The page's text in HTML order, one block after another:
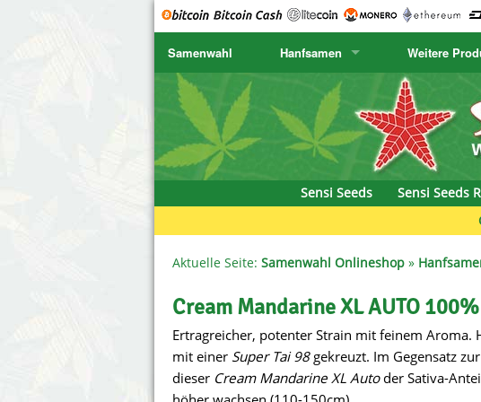
Samenwahl Hanfsamen
SENSI SEEDS
SENSI SEEDS RESEARCH
NIRVANA
SERIOUS SEEDS
SPLIFF SEEDS
Ace Seeds
Anaconda Seeds
CBD Crew
Chronic & Caviar
Delicious Seeds
Dr. Underground Seeds
Dutch Passion
Empire Seeds
Exotic Seeds
Weitere
Kakteensamen
Kanarische Flora
Sensi Seeds Sensi Seeds
Aktuelle Seite: Samenwahl Onlineshop »
Cream Mandarine XL AUTO
Ertragreicher, potenter Strain mit feinem Aroma.
mit einer Super Tai 98gekreuzt. Im Gegensatz zur
dieser Cream Mandarine XL Autoder Sativa-